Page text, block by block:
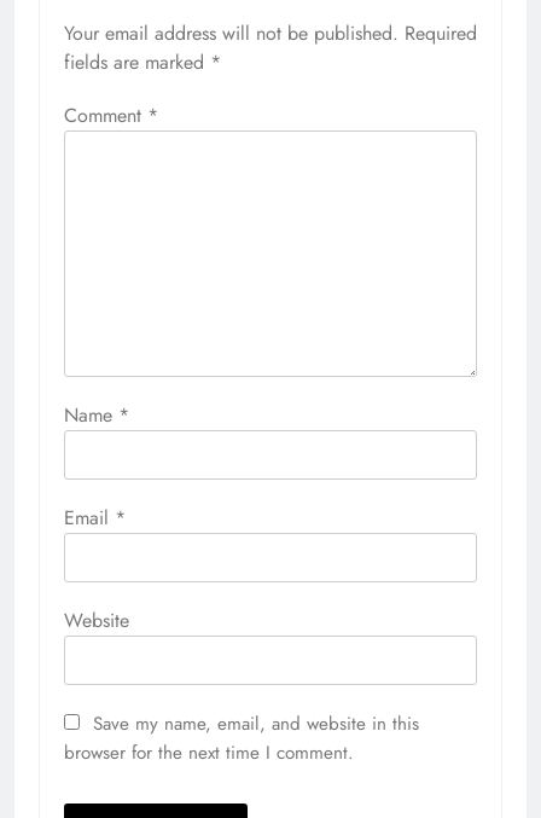
Your email address will not be published. Required
fields are marked *
Comment *
Name *
Email *
Website
Save my name, email, and website in this
browser for the next time I comment.